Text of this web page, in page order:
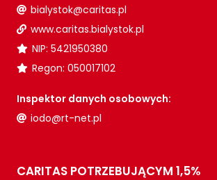
bialystok@caritas.pl
www.caritas.bialystok.pl
NIP: 5421950380
Regon: 050017102
Inspektor danych osobowych:
iodo@rt-net.pl
CARITAS POTRZEBUJĄCYM 1,5%